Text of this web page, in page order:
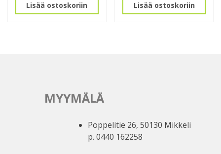
Lisää ostoskoriin Lisää ostoskoriin
MYYMÄLÄ
Poppelitie 26, 50130 Mikkeli
p. 0440 162258